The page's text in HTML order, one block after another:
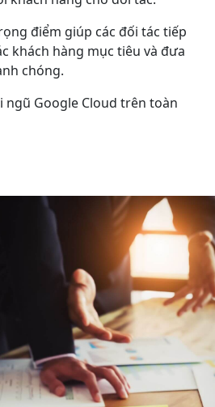
điểm giúp các đối tác tiếp
khách hàng mục tiêu và đưa
chóng.
ngũ Google Cloud trên toàn